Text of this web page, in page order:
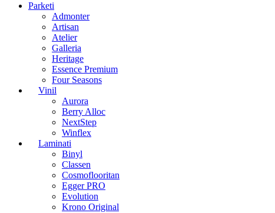
Parketi
Admonter
Artisan
Atelier
Galleria
Heritage
Essence Premium
Four Seasons
Vinil
Aurora
Berry Alloc
NextStep
Winflex
Laminati
Binyl
Classen
Cosmoflooritan
Egger PRO
Evolution
Krono Original